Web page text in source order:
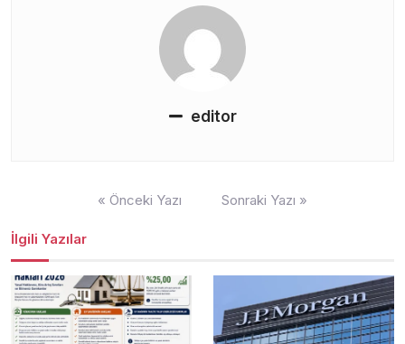
editor
« Önceki Yazı Sonraki Yazı »
İlgili Yazılar